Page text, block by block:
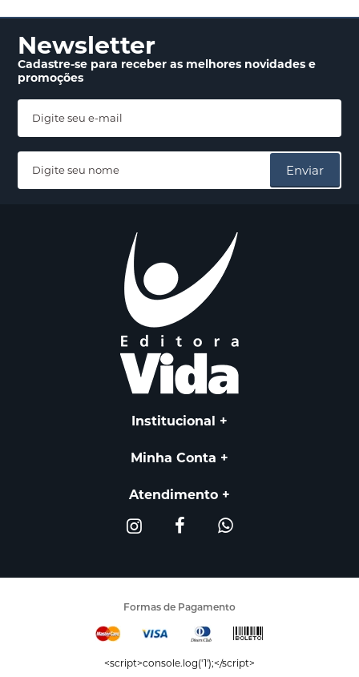
Newsletter
Cadastre-se para receberas melhores novidadese
promoções
Enviar
Institucional
Minha Conta
Atendimento
Formas de Pagamento
<script>console.log('1');</script>